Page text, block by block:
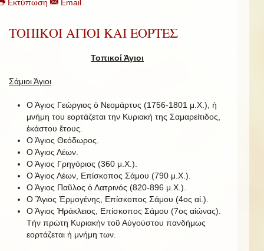
Εκτύπωση Email
ΤΟΠΙΚΟΙ ΑΓΙΟΙ ΚΑΙ ΕΟΡΤΕΣ
Τοπικοί Άγιοι
Σάμιοι Άγιοι
Ο Άγιος Γεώργιος ὁ Νεομάρτυς (1756-1801 μ.Χ.), ἡ
μνήμη του εορτάζεται την Κυριακή της Σαμαρείτιδος,
ἑκάστου ἔτους.
Ο Άγιος Θεόδωρος.
Ο Άγιος Λέων.
Ο Άγιος Γρηγόριος (360 μ.Χ.).
Ο Άγιος Λέων, Επίσκοπος Σάμου (790 μ.Χ.).
Ο Άγιος Παῦλος ὁ Λατρινός (820-896 μ.Χ.).
Ο Ἅγιος Ἑρμογένης, Επίσκοπος Σάμου (4ος αἰ.).
Ο Άγιος Ἡράκλειος, Επίσκοπος Σάμου (7ος αἰώνας).
Τήν πρώτη Κυριακήν τοῦ Αὐγούστου πανδήμως
εορτάζεται ἡ μνήμη των.